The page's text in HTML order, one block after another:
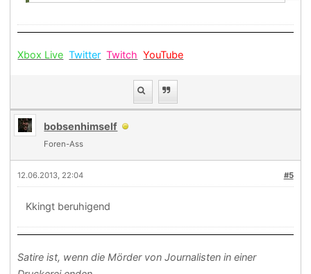
Xbox Live Twitter Twitch YouTube
bobsenhimself
Foren-Ass
#5
12.06.2013, 22:04
Kkingt beruhigend
Satire ist, wenn die Mörder von Journalisten in einer